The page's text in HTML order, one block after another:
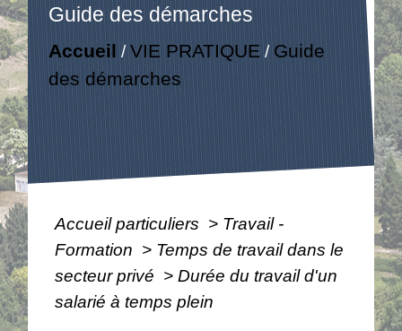
Guide des démarches
Accueil /VIE PRATIQUE / Guide
des démarches
Accueil particuliers > Travail -
Formation > Temps de travail dans le
secteur privé > Durée du travail d'un
salarié à temps plein